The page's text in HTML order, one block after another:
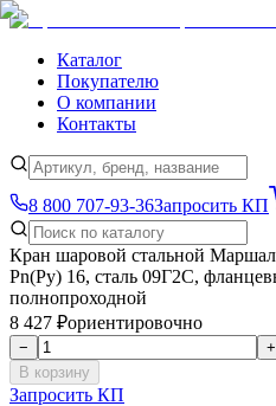
Каталог
Покупателю
О компании
Контакты
8 800 707-93-36Запросить КП
Кран шаровой стальной
Рn(Ру) 16, сталь 09Г2С,
полнопроходной
8 427 ₽ориентировочно
−
+
В корзину
Запросить КП